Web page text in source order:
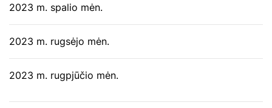
2023 m. spalio mėn.
2023 m. rugsėjo mėn.
2023 m. rugpjūčio mėn.